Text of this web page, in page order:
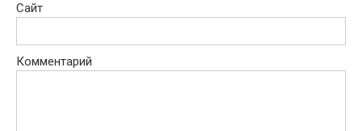
Сайт
Комментарий